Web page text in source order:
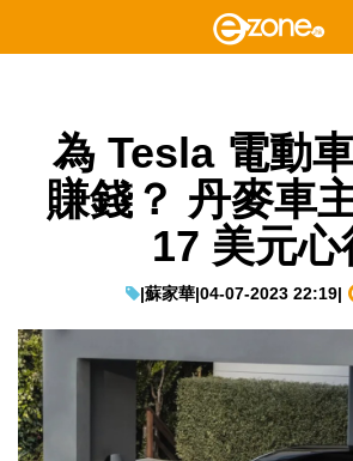
為 Tesla 電動
賺錢？ 丹麥車
17 美元心
|蘇家華|04-07-2023 22:19|